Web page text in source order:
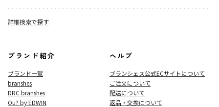
詳細検索で探す
ブランド紹介
ブランド一覧
branshes
DRC branshes
Ou? by EDWIN
ヘルプ
ブランシェス公式ECサイトについて
ご注文について
配送について
返品・交換について